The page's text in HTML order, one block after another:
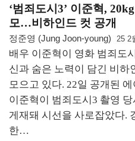
‘범죄도시3’ 이준혁,
모…비하인드 컷 공개
정준영 (Jung Joon-young) 25 2
배우 이준혁이 영화 범죄도
신과 숨은 노력이 담긴 비하
모으고 있다. 22일 공개된
이준혁이 범죄도시3 촬영
게재돼 시선을 사로잡았다.
한…